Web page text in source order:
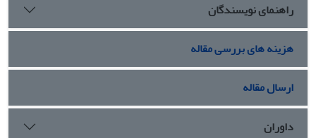
راهنمای نویسندگان
هزینه های بررسی مقاله
ارسال مقاله
داوران